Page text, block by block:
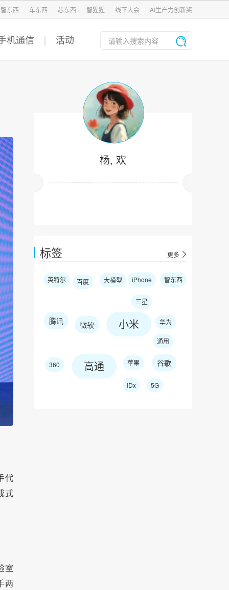
智东西 车东西 芯东西 智猩猩 线下大会 AI生产力创新奖
机通信 活动
杨, 欢
标签 更多
英特尔 百度 大模型 iPhone 智东西
三星
腾讯 微软 小米 华为
通用
360 高通 苹果 谷歌
IDx 5G
代
式
室
两